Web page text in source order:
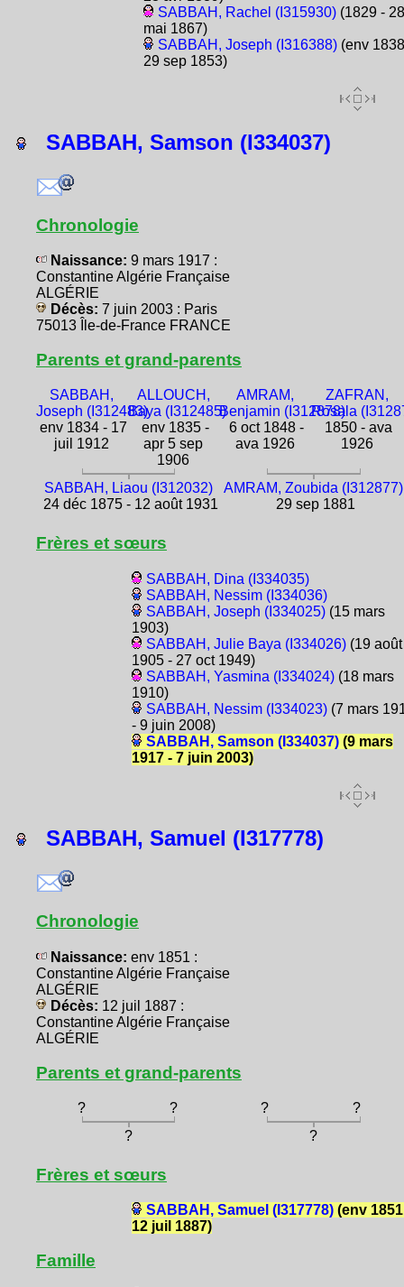
SABBAH, Rachel (I315930)(1829 - 28
mai 1867)
SABBAH, Joseph (I316388)(env
29 sep 1853)
SABBAH, Samson (I334037)
Chronologie
Naissance: 9 mars 1917 :
Constantine Algérie Française
ALGÉRIE
Décès: 7 juin 2003 : Paris
75013 Île-de-France FRANCE
Parents et grand-parents
SABBAH,
Joseph (I312483)
env 1834 - 17
juil 1912
ALLOUCH,
Baya (I312485)
env 1835 -
apr 5 sep
1906
AMRAM,
Benjamin (I312878)
6 oct 1848 -
ava 1926
ZAFRAN,
Rosala
1850 - ava
1926
SABBAH, Liaou (I312032)
24 déc 1875 - 12 août 1931
AMRAM, Zoubida (I312877)
29 sep 1881
Frères et sœurs
SABBAH, Dina (I334035)
SABBAH, Nessim (I334036)
SABBAH, Joseph (I334025)(15 mars
1903)
SABBAH, Julie Baya (I334026)(19 août
1905 - 27 oct 1949)
SABBAH, Yasmina (I334024)(18 mars
1910)
SABBAH, Nessim (I334023)(7 mars
- 9 juin 2008)
SABBAH, Samson (I334037)(9 mars
1917 - 7 juin 2003)
SABBAH, Samuel (I317778)
Chronologie
Naissance: env 1851 :
Constantine Algérie Française
ALGÉRIE
Décès: 12 juil 1887 :
Constantine Algérie Française
ALGÉRIE
Parents et grand-parents
? ? ?
?
?
?
Frères et sœurs
SABBAH, Samuel (I317778)(env
12 juil 1887)
Famille